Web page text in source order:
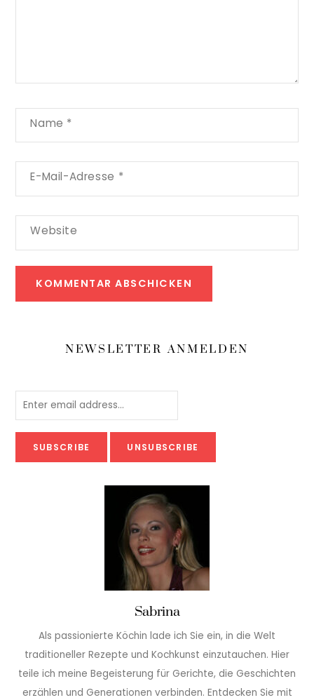
Name *
E-Mail-Adresse *
Website
NEWSLETTER ANMELDEN
Sabrina
Als passionierte Köchin lade ich Sie ein, in die Welt
traditioneller Rezepte und Kochkunst einzutauchen. Hier
teile ich meine Begeisterung für Gerichte, die Geschichten
erzählen und Generationen verbinden. Entdecken Sie mit